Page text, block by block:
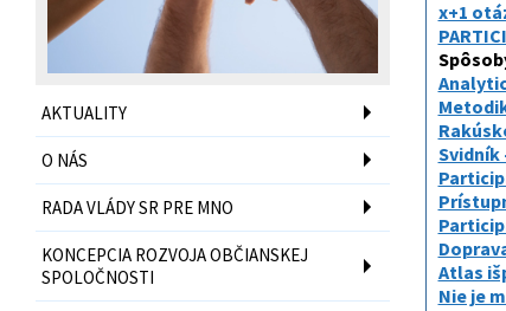
AKTUALITY
O NÁS
RADA VLÁDY SR PRE MNO
KONCEPCIA ROZVOJA OBČIANSKEJ
SPOLOČNOSTI
x+1
Svidník
Atlas
Nie je